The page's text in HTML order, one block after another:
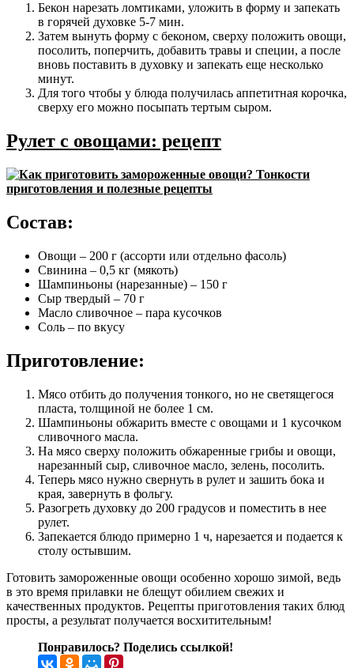
Бекон нарезать ломтиками, уложить в форму и запекать
в горячей духовке 5-7 мин.
Затем вынуть форму с беконом, сверху положить овощи,
посолить, поперчить, добавить травы и специи, а после
вновь поставить в духовку и запекать еще несколько
минут.
Для того чтобы у блюда получилась аппетитная корочка,
сверху его можно посыпать тертым сыром.
Рулет с овощами: рецепт
Состав:
Овощи – 200 г (ассорти или отдельно фасоль)
Свинина – 0,5 кг (мякоть)
Шампиньоны (нарезанные) – 150 г
Сыр твердый – 70 г
Масло сливочное – пара кусочков
Соль – по вкусу
Приготовление:
Мясо отбить до получения тонкого, но не светящегося
пласта, толщиной не более 1 см.
Шампиньоны обжарить вместе с овощами и 1 кусочком
сливочного масла.
На мясо сверху положить обжаренные грибы и овощи,
нарезанный сыр, сливочное масло, зелень, посолить.
Теперь мясо нужно свернуть в рулет и зашить бока и
края, завернуть в фольгу.
Разогреть духовку до 200 градусов и поместить в нее
рулет.
Запекается блюдо примерно 1 ч, нарезается и подается к
столу остывшим.
Готовить замороженные овощи особенно хорошо зимой, ведь
в это время прилавки не блещут обилием свежих и
качественных продуктов. Рецепты приготовления таких блюд
просты, а результат получается восхитительным!
Понравилось? Поделись ссылкой!